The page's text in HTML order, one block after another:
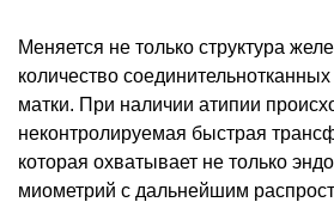
Меняется не только структура
количество
матки. При наличии атипии
неконтролируемая быстрая
которая охватывает не только
миометрий с дальнейшим